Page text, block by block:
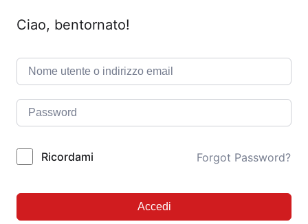
Ciao, bentornato!
Ricordami Forgot Password?
Accedi